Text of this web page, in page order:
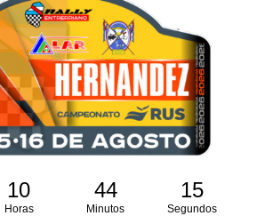
10
Horas
44
Minutos
15
Segundos